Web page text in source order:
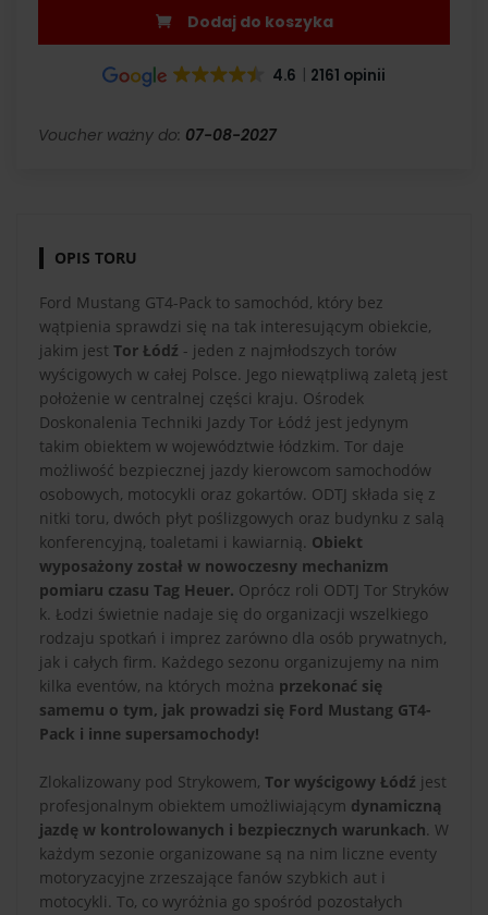
Dodaj do koszyka
4.6 2161 opinii
Voucher ważny do: 07-08-2027
OPIS TORU
Ford Mustang GT4-Pack to samochód, który bez
wątpienia sprawdzi się na tak interesującym obiekcie,
jakim jest Tor Łódź - jeden z najmłodszych torów
wyścigowych w całej Polsce. Jego niewątpliwą zaletą jest
położenie w centralnej części kraju. Ośrodek
Doskonalenia Techniki Jazdy Tor Łódź jest jedynym
takim obiektem w województwie łódzkim. Tor daje
możliwość bezpiecznej jazdy kierowcom samochodów
osobowych, motocykli oraz gokartów. ODTJ składa się z
nitki toru, dwóch płyt poślizgowych oraz budynku z salą
konferencyjną, toaletami i kawiarnią. Obiekt
wyposażony został w nowoczesny mechanizm
pomiaru czasu Tag Heuer. Oprócz roli ODTJ Tor Stryków
k. Łodzi świetnie nadaje się do organizacji wszelkiego
rodzaju spotkań i imprez zarówno dla osób prywatnych,
jak i całych firm. Każdego sezonu organizujemy na nim
kilka eventów, na których można przekonać się
samemu o tym, jak prowadzi się Ford Mustang GT4-
Pack i inne supersamochody!
Zlokalizowany pod Strykowem, Tor wyścigowy Łódź jest
profesjonalnym obiektem umożliwiającym dynamiczną
jazdę w kontrolowanych i bezpiecznych warunkach. W
każdym sezonie organizowane są na nim liczne eventy
motoryzacyjne zrzeszające fanów szybkich aut i
motocykli. To, co wyróżnia go spośród pozostałych